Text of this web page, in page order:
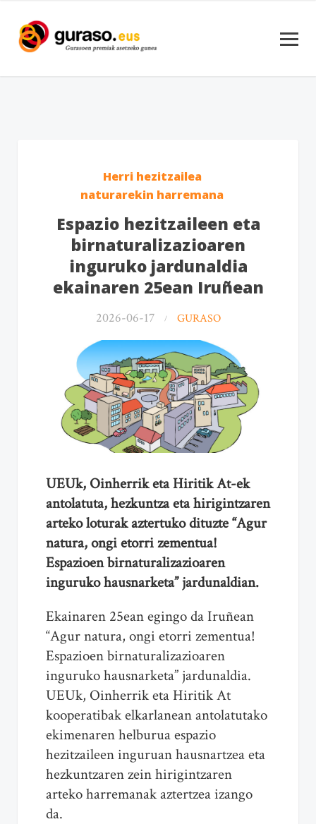
Herri hezitzailea
naturarekin harremana
Espazio hezitzaileen eta
birnaturalizazioaren
inguruko jardunaldia
ekainaren 25ean Iruñean
2026-06-17 GURASO
UEUk, Oinherrik eta Hiritik At-ek
antolatuta, hezkuntza eta hirigintzaren
arteko loturak aztertuko dituzte “Agur
natura, ongi etorri zementua!
Espazioen birnaturalizazioaren
inguruko hausnarketa” jardunaldian.
Ekainaren 25ean egingo da Iruñean
“Agur natura, ongi etorri zementua!
Espazioen birnaturalizazioaren
inguruko hausnarketa” jardunaldia.
UEUk, Oinherrik eta Hiritik At
kooperatibak elkarlanean antolatutako
ekimenaren helburua espazio
hezitzaileen inguruan hausnartzea eta
hezkuntzaren zein hirigintzaren
arteko harremanak aztertzea izango
da.